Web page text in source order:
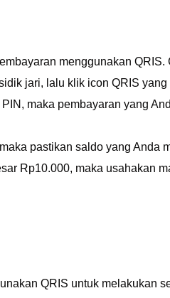
menggunakan QRIS.
jari, lalu klik icon QRIS
maka pembayaran yang
pastikan saldo yang Anda
Rp10.000, maka usahakan
QRIS untuk melakukan